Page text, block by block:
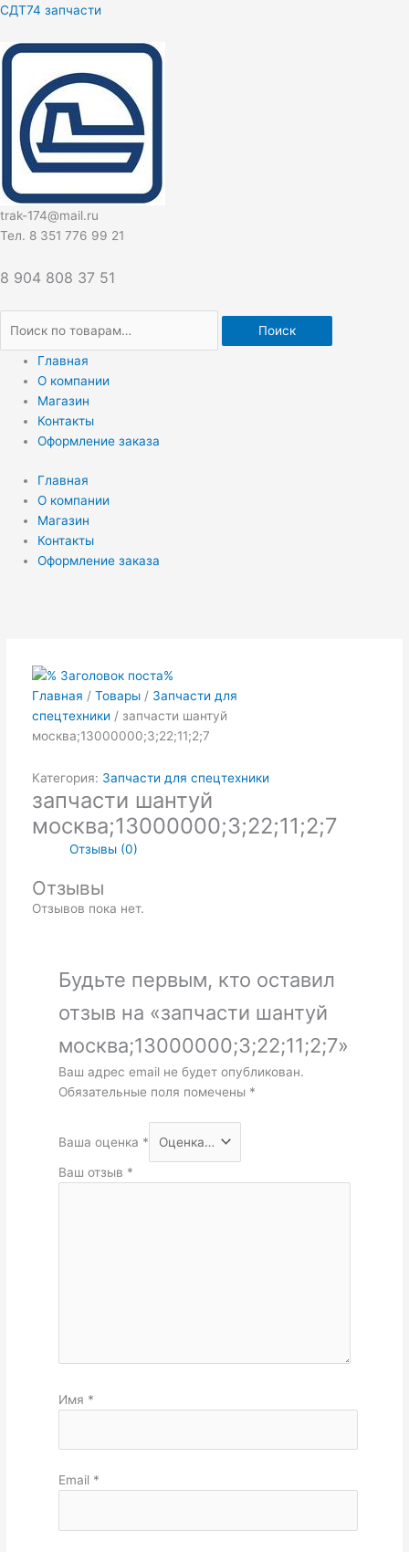
Перейти
содержимому
СДТ74 запчасти
trak-174@mail.ru
Тел. 8 351 776 99 21
8 904 808 37 51
Искать:
Поиск
Главная
О компании
Магазин
Контакты
Оформление заказа
Главная
О компании
Магазин
Контакты
Оформление заказа
Главная / Товары/ Запчасти для
спецтехники / запчасти шантуй
москва;13000000;3;22;11;2;7
Категория: Запчасти для спецтехники
запчасти шантуй
москва;13000000;3;22;11;2;7
Отзывы (0)
Отзывы
Отзывов пока нет.
Будьте первым, кто оставил
отзыв на «запчасти шантуй
москва;13000000;3;22;11;2;7»
Ваш адрес email не будет опубликован.
Обязательные поля помечены *
Ваша оценка *
Ваш отзыв *
Имя *
Email *